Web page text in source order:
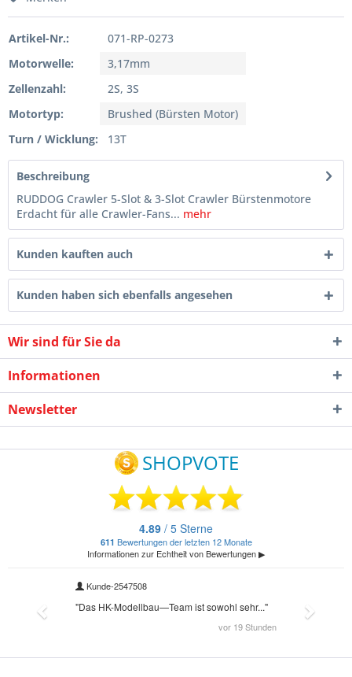
Artikel-Nr.:
071-RP-0273
Motorwelle:
3,17mm
Zellenzahl:
2S, 3S
Motortyp:
Brushed (Bürsten Motor)
Turn / Wicklung:
13T
Beschreibung
RUDDOG Crawler 5-Slot & 3-Slot Crawler Bürstenmotore
Erdacht für alle Crawler-Fans... mehr
Kunden kauften auch
Kunden haben sich ebenfalls angesehen
Wir sind für Sie da
Informationen
Newsletter